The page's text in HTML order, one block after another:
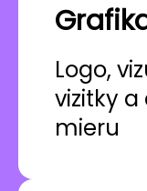
Logo,
vizitky
mieru